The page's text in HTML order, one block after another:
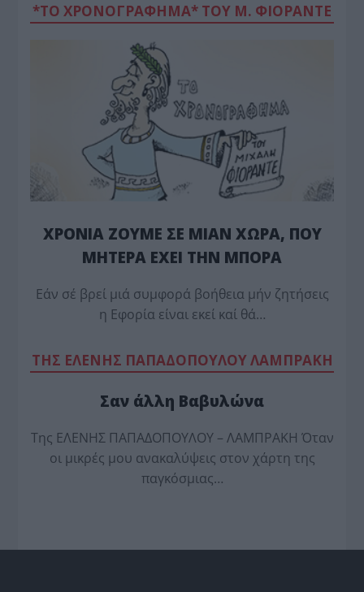
*ΤΟ ΧΡΟΝΟΓΡΑΦΗΜΑ* ΤΟΥ Μ. ΦΙΟΡΆΝΤΕ
ΧΡΟΝΙΑ ΖΟΥΜΕ ΣΕ ΜΙΑΝ ΧΩΡΑ, ΠΟΥ
ΜΗΤΕΡΑ ΕΧΕΙ ΤΗΝ ΜΠΟΡΑ
Εάν σέ βρεί μιά συμφορά βοήθεια μήν ζητήσεις
η Εφορία είναι εκεί καί θά…
TΗΣ ΕΛΕΝΗΣ ΠΑΠΑΔΟΠΟΥΛΟΥ ΛΑΜΠΡΑΚΗ
Σαν άλλη Βαβυλώνα
Της ΕΛΕΝΗΣ ΠΑΠΑΔΟΠΟΥΛΟΥ – ΛΑΜΠΡΑΚΗ Όταν
οι μικρές μου ανακαλύψεις στον χάρτη της
παγκόσμιας…